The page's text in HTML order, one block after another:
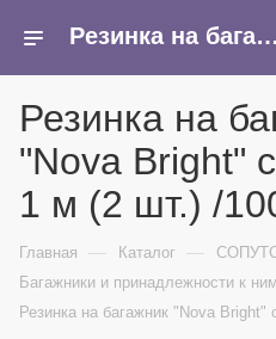
Резинка на багажник "Nova Bright" с крюками, 1 м (2 шт.) /100 - купить в интернет-магазине Армина
Резинка на
"Nova Bright"
1 м (2 шт.) /
Главная — Каталог —
Багажники и принадлежности к ним
Резинка на багажник "Nova